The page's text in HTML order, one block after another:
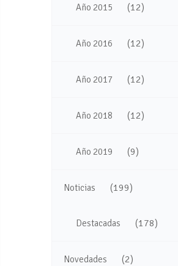
Año 2015 (12)
Año 2016 (12)
Año 2017 (12)
Año 2018 (12)
Año 2019 (9)
Noticias (199)
Destacadas (178)
Novedades (2)